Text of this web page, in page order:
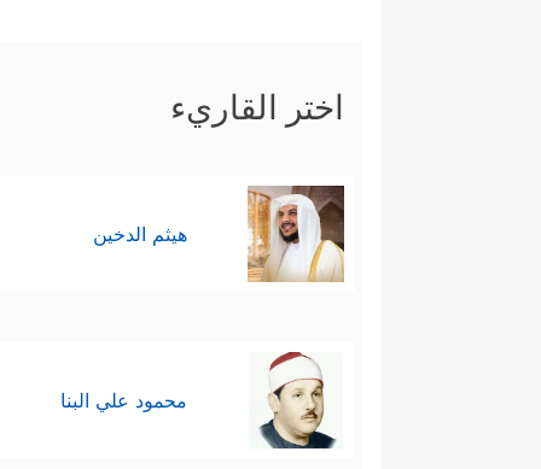
اختر القاريء
هيثم الدخين
محمود علي البنا